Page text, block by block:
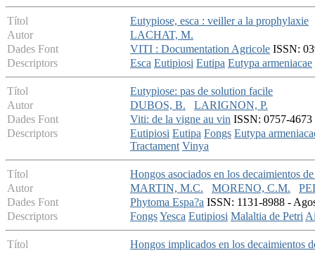
Títol
Eutypiose, esca : veiller a la prophylaxie
Autor
LACHAT, M.
Dades Font
VITI : Documentation Agricole ISSN:
Descriptors
Esca Eutipiosi Eutipa Eutypa armeniacae
Títol
Eutypiose: pas de solution facile
Autor
DUBOS, B.
LARIGNON, P.
Dades Font
Viti: de la vigne au vin ISSN: 0757-
Descriptors
Eutipiosi Eutipa Fongs Eutypa
Tractament Vinya
Títol
Hongos asociados en los decaimientos
Autor
MARTIN, M.C. MORENO, C.M.
Dades Font
Phytoma Espa?a ISSN: 1131-8988 -
Descriptors
FongsYesca Eutipiosi Malaltia de Petri
Títol
Hongos implicados en los decaimientos